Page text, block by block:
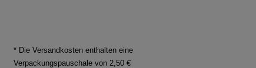
* Die Versandkosten enthalten eine
Verpackungspauschale von 2,50 €